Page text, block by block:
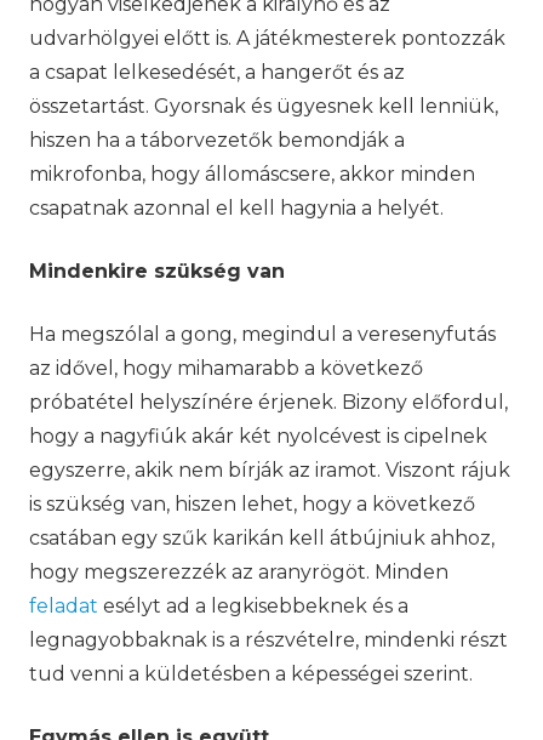
udvarhölgyei előtt is. A játékmesterek pontozzák
a csapat lelkesedését, a hangerőt és az
összetartást. Gyorsnak és ügyesnek kell lenniük,
hiszen ha a táborvezetők bemondják a
mikrofonba, hogy állomáscsere, akkor minden
csapatnak azonnal el kell hagynia a helyét.
Mindenkire szükség van
Ha megszólal a gong, megindul a veresenyfutás
az idővel, hogy mihamarabb a következő
próbatétel helyszínére érjenek. Bizony előfordul,
hogy a nagyfiúk akár két nyolcévest is cipelnek
egyszerre, akik nem bírják az iramot. Viszont rájuk
is szükség van, hiszen lehet, hogy a következő
csatában egy szűk karikán kell átbújniuk ahhoz,
hogy megszerezzék az aranyrögöt. Minden
feladat esélyt ad a legkisebbeknek és a
legnagyobbaknak is a részvételre, mindenki részt
tud venni a küldetésben a képességei szerint.